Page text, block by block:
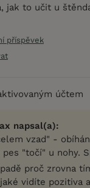
jak to učit u
příspěvek
účtem
napsal(a):
vzad" -
pes "točí" u nohy.
proč zrovna
vidíte pozitiva